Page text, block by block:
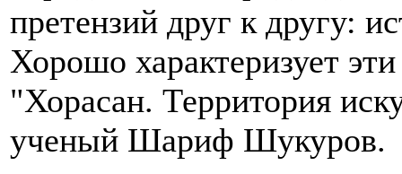
претензий друг к другу:
Хорошо характеризует
"Хорасан. Территория
ученый Шариф Шукуров.